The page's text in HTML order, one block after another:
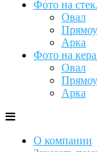
Фото на
Овал
Арка
Фото на
Овал
Арка
О компании